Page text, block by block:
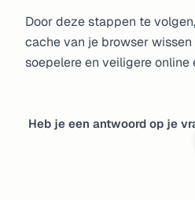
Door deze stappen te
cache van je browser
soepelere en veiligere online
Heb je een antwoord op je